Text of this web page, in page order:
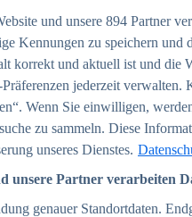
2025
2025
und unsere 894 Partner
Kennungen zu speichern und
korrekt und aktuell ist und die
jederzeit verwalten.
Wenn Sie einwilligen,
zu sammeln. Diese
unseres Dienstes.
unsere Partner verarbeiten
genauer Standortdaten.